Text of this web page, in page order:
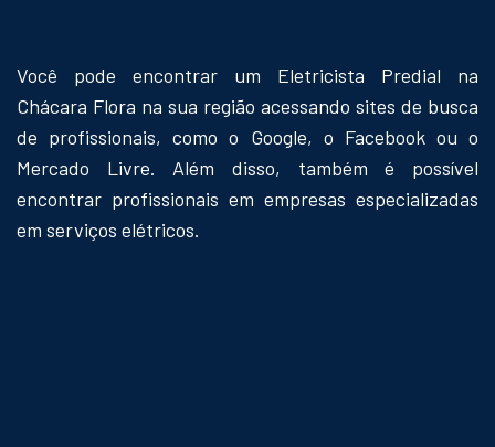
Você pode encontrar um Eletricista Predial na
Chácara Flora na sua região acessando sites de busca
de profissionais, como o Google, o Facebook ou o
Mercado Livre. Além disso, também é possível
encontrar profissionais em empresas especializadas
em serviços elétricos.